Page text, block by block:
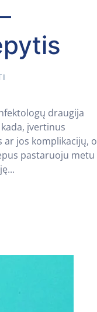
draugija
įvertinus
ar jos komplikacijų, o
pastaruoju metu